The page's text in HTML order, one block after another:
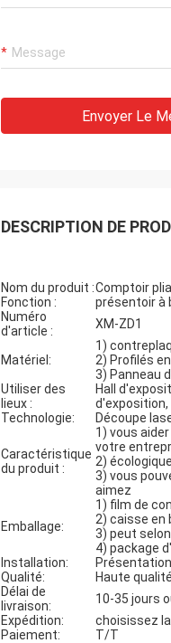
Envoyer Le
DESCRIPTION DE
Nom du produit :Comptoir
Fonction :
présentoir à
Numéro
d'article :
XM-ZD1
Matériel:
1)
2) Profilés
3) Panneau
Utiliser des
lieux :
Hall
Technologie:
Découpe
Caractéristique
du produit :
1) vous
votre
2)
3) vous
aimez
Emballage:
1) film de
2) caisse en
3) peut
4) package
Installation:
Qualité:
Haute
Délai de
livraison:
10-35 jours
Expédition:
choisissez
Paiement:
T/T